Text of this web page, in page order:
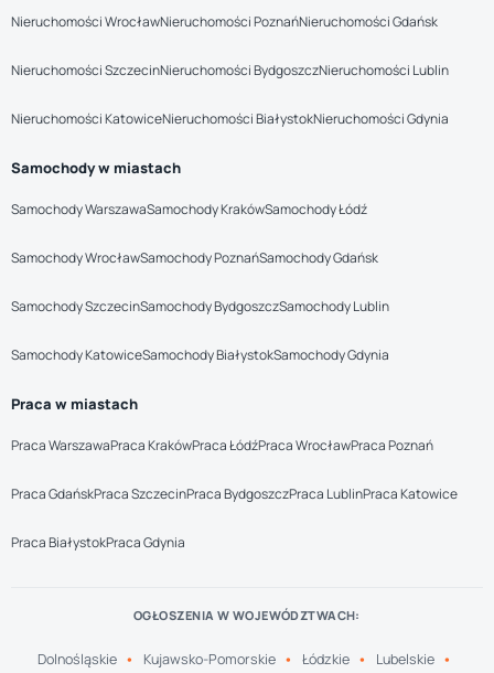
Nieruchomości WrocławNieruchomości PoznańNieruchomości Gdańsk
Nieruchomości SzczecinNieruchomości BydgoszczNieruchomości Lublin
Nieruchomości KatowiceNieruchomości BiałystokNieruchomości Gdynia
Samochody w miastach
Samochody WarszawaSamochody KrakówSamochody Łódź
Samochody WrocławSamochody PoznańSamochody Gdańsk
Samochody SzczecinSamochody BydgoszczSamochody Lublin
Samochody KatowiceSamochody BiałystokSamochody Gdynia
Praca w miastach
Praca WarszawaPraca KrakówPraca ŁódźPraca WrocławPraca Poznań
Praca GdańskPraca SzczecinPraca BydgoszczPraca LublinPraca Katowice
Praca BiałystokPraca Gdynia
OGŁOSZENIA W WOJEWÓDZTWACH:
Dolnośląskie Kujawsko-Pomorskie Łódzkie Lubelskie